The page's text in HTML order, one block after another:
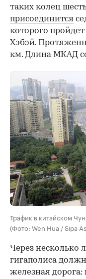
таких колец
присоединится
которого
Хэбэй.
км. Длина МКАД
Трафик в китайском
(Фото: Wen Hua / Sipa
Через несколько
гигаполиса
железная дорога: